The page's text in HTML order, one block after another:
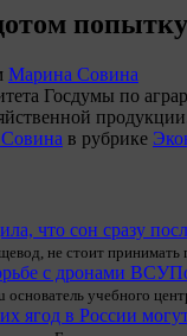
Марина Совина
Госдумы по
в рубрике
не стоит
основатель учебного